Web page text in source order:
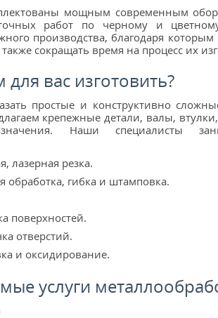
мощным современным
работ по черному и
производства, благодаря
сокращать время на процесс их
вас изготовить?
простые и конструктивно
крепежные детали, валы,
Наши специалисты
лазерная резка.
обработка, гибка и штамповка.
поверхностей.
отверстий.
и оксидирование.
услуги